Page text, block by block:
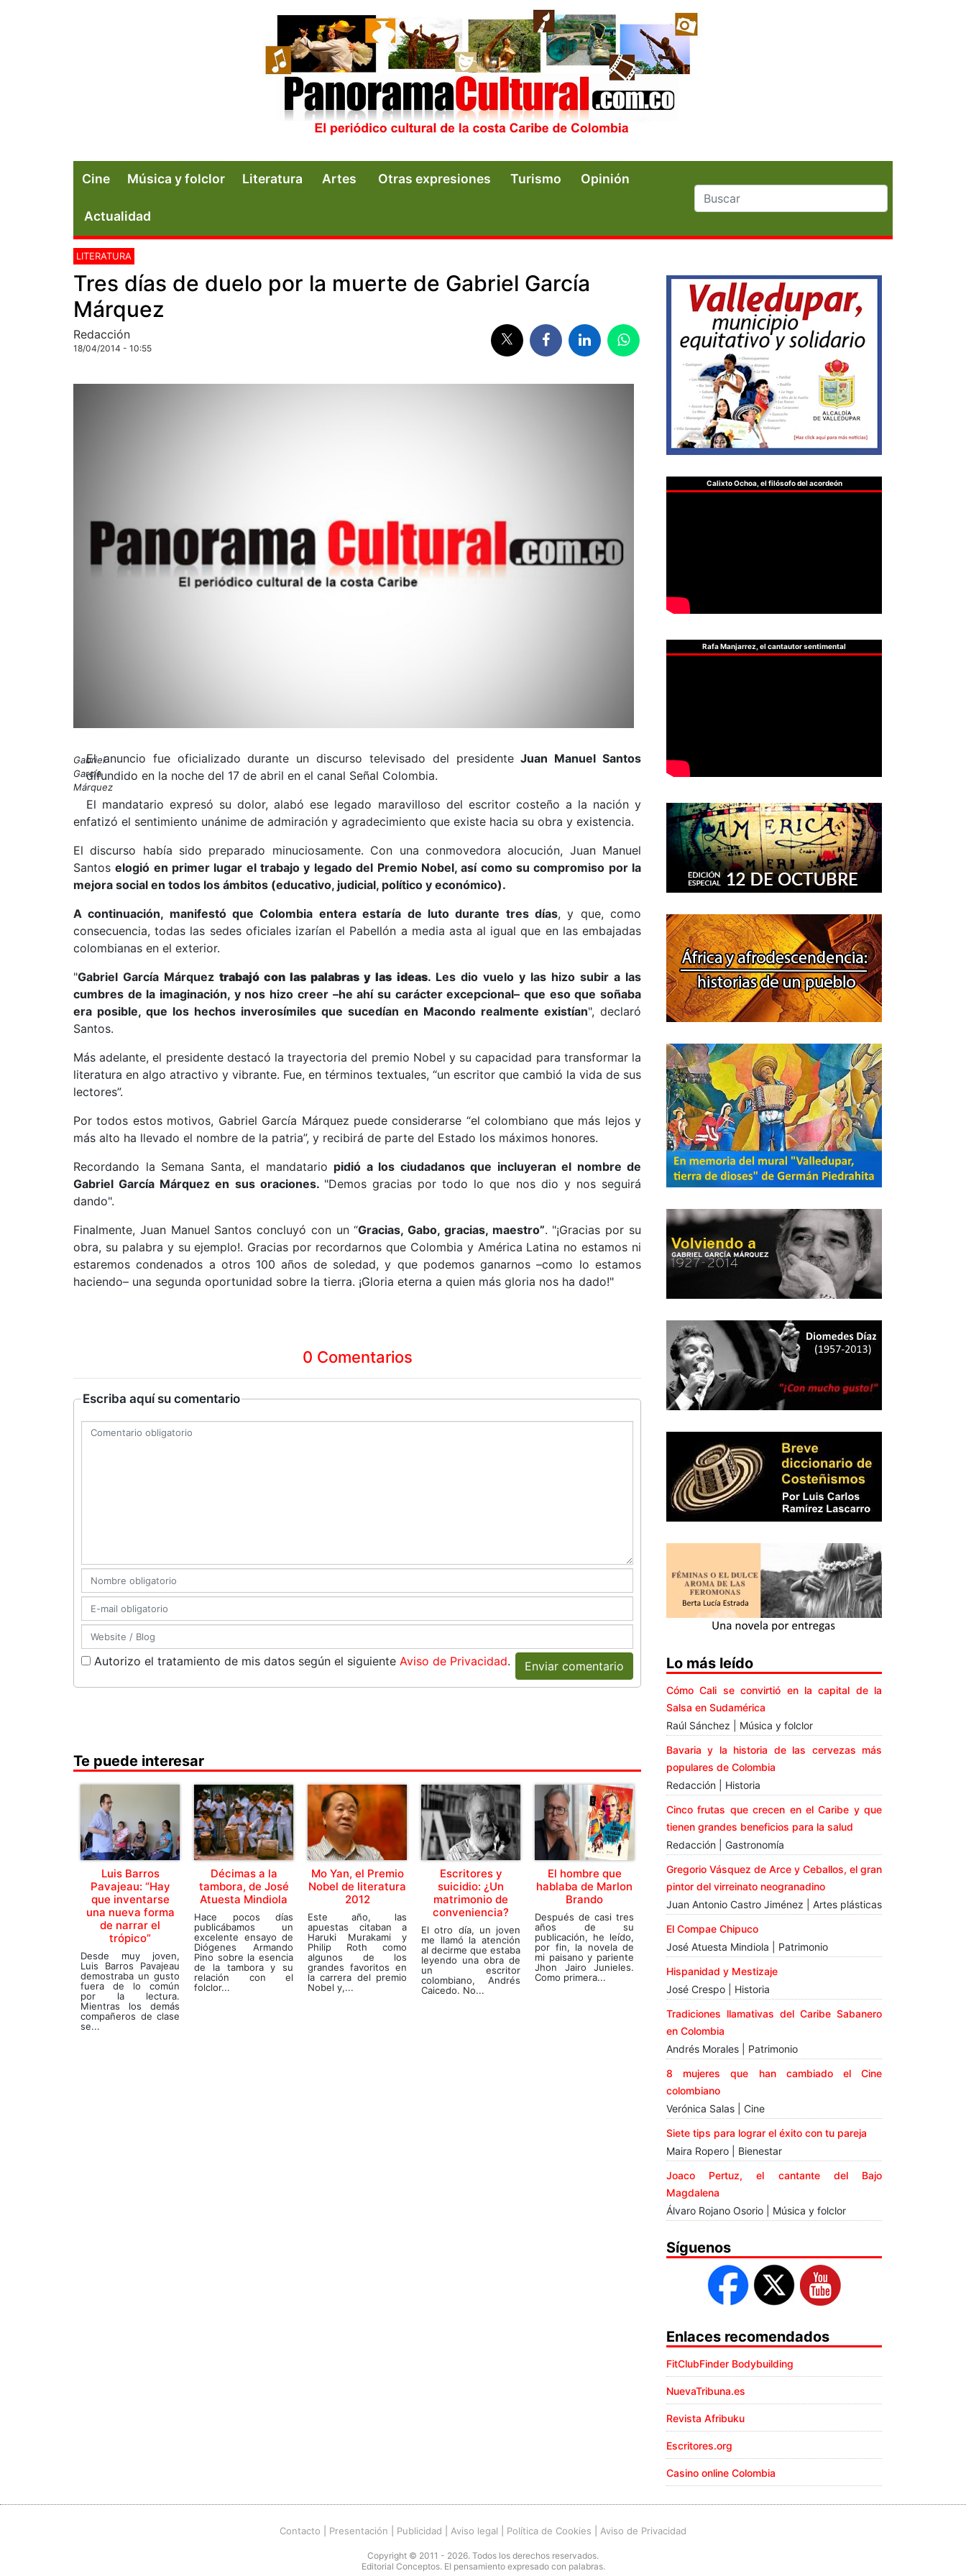
Cine Música y folclor Literatura Artes Otras expresiones Turismo Opinión
Actualidad
LITERATURA
Tres días de duelo por la muerte de Gabriel García
Márquez
Redacción
18/04/2014 - 10:55
Gabriel
García
Márquez
El anuncio fue oficializado durante un discurso televisado del presidenteJuan Manuel Santos
difundido en la noche del 17 de abril en el canal Señal Colombia.
El mandatario expresó su dolor, alabó ese legado maravilloso del escritor costeño a la nación y
enfatizó el sentimiento unánime de admiración y agradecimiento que existe hacia su obra y existencia.
El discurso había sido preparado minuciosamente. Con una conmovedora alocución, Juan Manuel
Santoselogió en primer lugar el trabajo y legado del Premio Nobel, así como su compromiso por la
mejora social en todos los ámbitos (educativo, judicial, político y económico).
A continuación, manifestó que Colombia entera estaría de luto durante tres días, y que, como
consecuencia, todas las sedes oficiales izarían el Pabellón a media asta al igual que en las embajadas
colombianas en el exterior.
"Gabriel García Márqueztrabajó con las palabras y las ideas. Les dio vuelo y las hizo subir a las
cumbres de la imaginación, y nos hizo creer –he ahí su carácter excepcional– que eso que soñaba
era posible, que los hechos inverosímiles que sucedían en Macondo realmente existían", declaró
Santos.
Más adelante, el presidente destacó la trayectoria del premio Nobel y su capacidad para transformar la
literatura en algo atractivo y vibrante. Fue, en términos textuales, “un escritor que cambió la vida de sus
lectores”.
Por todos estos motivos, Gabriel García Márquez puede considerarse “el colombiano que más lejos y
más alto ha llevado el nombre de la patria”, y recibirá de parte del Estado los máximos honores.
Recordando la Semana Santa, el mandatario pidió a los ciudadanos que incluyeran el nombre de
Gabriel García Márquez en sus oraciones. "Demos gracias por todo lo que nos dio y nos seguirá
dando".
Finalmente, Juan Manuel Santos concluyó con un “Gracias, Gabo, gracias, maestro”. "¡Gracias por su
obra, su palabra y su ejemplo!. Gracias por recordarnos que Colombia y América Latina no estamos ni
estaremos condenados a otros 100 años de soledad, y que podemos ganarnos –como lo estamos
haciendo– una segunda oportunidad sobre la tierra. ¡Gloria eterna a quien más gloria nos ha dado!"
0 Comentarios
Escriba aquí su comentario
Autorizo el tratamiento de mis datos según el siguiente Aviso de Privacidad. Enviar comentario
Te puede interesar
Luis Barros
Pavajeau: “Hay
que inventarse
una nueva forma
de narrar el
trópico”
Desde muy joven,
Luis Barros Pavajeau
demostraba un gusto
fuera de lo común
por la lectura.
Mientras los demás
compañeros de clase
se...
Décimas a la
tambora, de José
Atuesta Mindiola
Hace pocos días
publicábamos un
excelente ensayo de
Diógenes Armando
Pino sobre la esencia
de la tambora y su
relación con el
folclor...
Mo Yan, el Premio
Nobel de literatura
2012
Este año, las
apuestas citaban a
Haruki Murakami y
Philip Roth como
algunos de los
grandes favoritos en
la carrera del premio
Nobel y,...
Escritores y
suicidio: ¿Un
matrimonio de
conveniencia?
El otro día, un joven
me llamó la atención
al decirme que estaba
leyendo una obra de
un escritor
colombiano, Andrés
Caicedo. No...
El hombre que
hablaba de Marlon
Brando
Después de casi tres
años de su
publicación, he leído,
por fin, la novela de
mi paisano y pariente
Jhon Jairo Junieles.
Como primera...
Calixto Ochoa, el filósofo del acordeón
Rafa Manjarrez, el cantautor sentimental
Lo más leído
Cómo Cali se convirtió en la capital de la
Salsa en Sudamérica
Raúl Sánchez | Música y folclor
Bavaria y la historia de las cervezas más
populares de Colombia
Redacción | Historia
Cinco frutas que crecen en el Caribe y que
tienen grandes beneficios para la salud
Redacción | Gastronomía
Gregorio Vásquez de Arce y Ceballos, el gran
pintor del virreinato neogranadino
Juan Antonio Castro Jiménez | Artes plásticas
El Compae Chipuco
José Atuesta Mindiola | Patrimonio
Hispanidad y Mestizaje
José Crespo | Historia
Tradiciones llamativas del Caribe Sabanero
en Colombia
Andrés Morales | Patrimonio
8 mujeres que han cambiado el Cine
colombiano
Verónica Salas | Cine
Siete tips para lograr el éxito con tu pareja
Maira Ropero | Bienestar
Joaco Pertuz, el cantante del Bajo
Magdalena
Álvaro Rojano Osorio | Música y folclor
Síguenos
Enlaces recomendados
FitClubFinder Bodybuilding
NuevaTribuna.es
Revista Afribuku
Escritores.org
Casino online Colombia
Contacto Presentación Publicidad Aviso legal Política de Cookies Aviso de Privacidad
Copyright © 2011 - 2026. Todos los derechos reservados.
Editorial Conceptos. El pensamiento expresado con palabras.